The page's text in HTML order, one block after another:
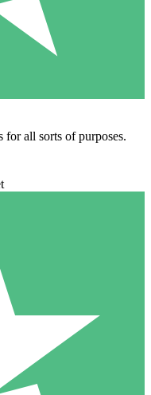
for all sorts of purposes.